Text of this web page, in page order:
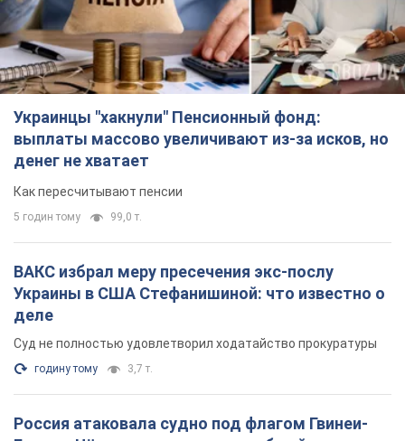
Украинцы "хакнули" Пенсионный фонд:
выплаты массово увеличивают из-за исков, но
денег не хватает
Как пересчитывают пенсии
5 годин тому 99,0 т.
ВАКС избрал меру пресечения экс-послу
Украины в США Стефанишиной: что известно о
деле
Суд не полностью удовлетворил ходатайство прокуратуры
годину тому 3,7 т.
Россия атаковала судно под флагом Гвинеи-